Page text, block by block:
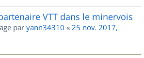
VTT dans le minervois
par yann34310 « 25 nov. 2017,